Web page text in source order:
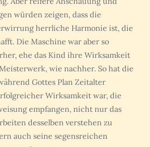
würden zeigen, dass die
herrliche Harmonie ist, die
Die Maschine war aber so
ehe das Kind ihre Wirksamkeit
wie nachher. So hat die
Gottes Plan Zeitalter
Wirksamkeit war, die
empfangen, nicht nur das
desselben verstehen zu
auch seine segensreichen